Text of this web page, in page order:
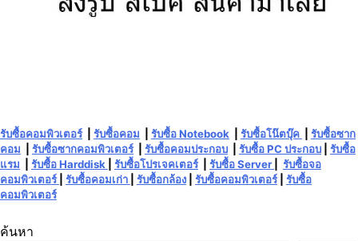
รับซื้อคอมพิวเตอร์| รับซื้อคอม รับซื้อ Notebook รับซื้อโน๊ตบุ๊ค
รับซื้อซาก
คอม
รับซื้อซากคอมพิวเตอร์| รับซื้อคอมประกอบ รับซื้อ PC ประกอบ
รับซื้อ
แรม
รับซื้อ Harddisk รับซื้อโปรเจคเตอร์| รับซื้อ Server
รับซื้อจอ
คอมพิวเตอร์
รับซื้อคอมเก่า รับซื้อกล้อง รับซื้อคอมพิวเตอร์| รับซื้อ
คอมพิวเตอร์
ค้นหา